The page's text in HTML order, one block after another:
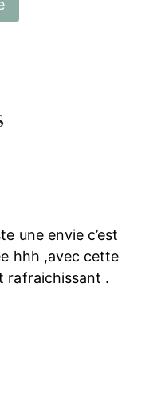
une envie c’est
hhh ,avec cette
rafraichissant .